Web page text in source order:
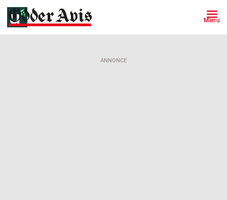
Menu
ANNONCE